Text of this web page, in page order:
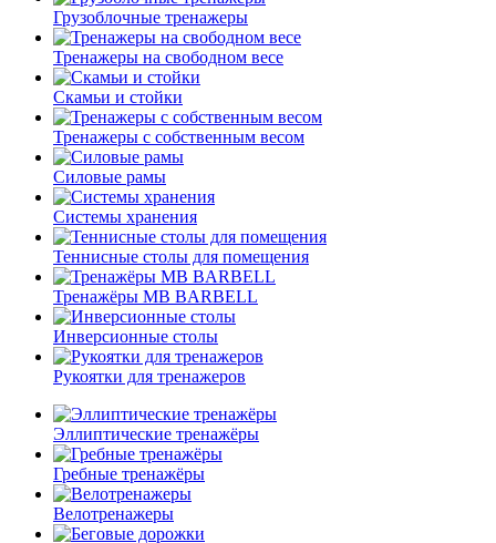
Грузоблочные тренажеры
Тренажеры на свободном весе
Скамьи и стойки
Тренажеры с собственным весом
Силовые рамы
Системы хранения
Теннисные столы для помещения
Тренажёры MB BARBELL
Инверсионные столы
Рукоятки для тренажеров
Эллиптические тренажёры
Гребные тренажёры
Велотренажеры